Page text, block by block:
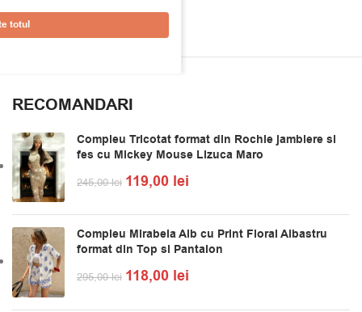
RECOMANDARI
Compleu Tricotat format din Rochie jambiere si
fes cu Mickey Mouse Lizuca Maro
245,00lei 119,00 lei
Compleu Mirabela Alb cu Print Floral Albastru
format din Top si Pantalon
295,00lei 118,00 lei
totul